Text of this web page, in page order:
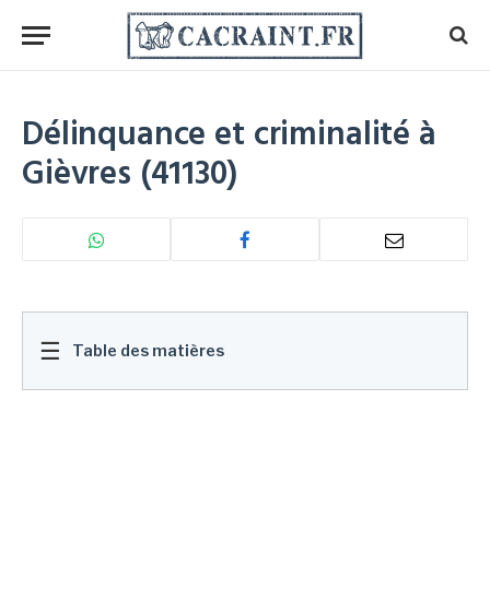
Délinquance et criminalité à
Gièvres (41130)
☰ Table des matières